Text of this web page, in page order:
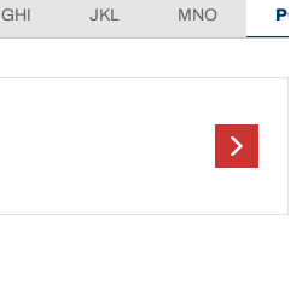
GHI JKL MNO